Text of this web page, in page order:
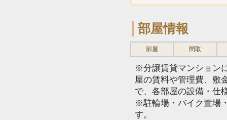
部屋情報
部屋 間取
※分譲賃貸マンション
屋の賃料や管理費、敷
で、各部屋の設備・仕
※駐輪場・バイク置場
す。